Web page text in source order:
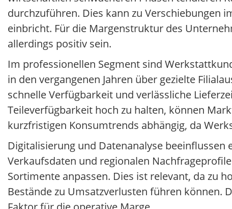
durchzuführen. Dies kann zu Verschiebungen
einbricht. Für die Margenstruktur des
allerdings positiv sein.
Im professionellen Segment sind
in den vergangenen Jahren über gezielte
schnelle Verfügbarkeit und verlässliche
Teileverfügbarkeit hoch zu halten, können
kurzfristigen Konsumtrends abhängig, da
Digitalisierung und Datenanalyse
Verkaufsdaten und regionalen
Sortimente anpassen. Dies ist relevant, da zu
Bestände zu Umsatzverlusten führen können.